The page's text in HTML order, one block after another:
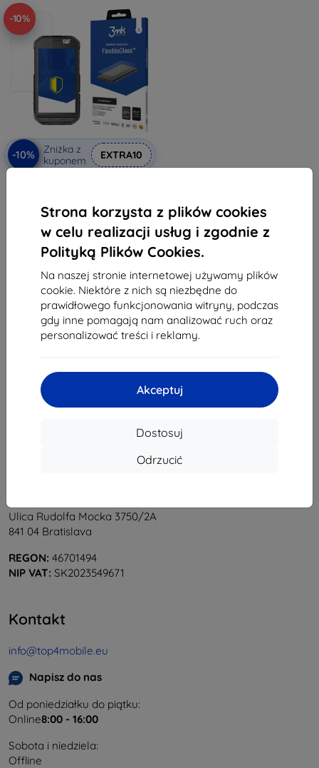
Strona korzysta z plików cookies
w celu realizacji usług i zgodnie z
Polityką Plików Cookies.
Na naszej stronie internetowej używamy plików
cookie. Niektóre z nich są niezbędne do
prawidłowego funkcjonowania witryny, podczas
gdy inne pomagają nam analizować ruch oraz
personalizować treści i reklamy.
Akceptuj
Dostosuj
Odrzucić
-10%
-10%
Zniżka z
kuponem
EXTRA10
38,90 zł
35,02 zł
1
Ulica Rudolfa Mocka 3750/2A
841 04 Bratislava
REGON: 46701494
NIP VAT: SK2023549671
Kontakt
info@top4mobile.eu
Napisz do nas
Od poniedziałku do piątku:
Online8:00 - 16:00
Sobota i niedziela:
Offline